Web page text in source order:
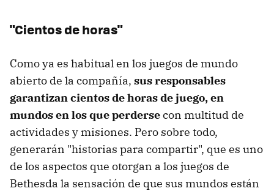
"Cientos de horas"
Como ya es habitual en los juegos de mundo
abierto de la compañía, sus responsables
garantizan cientos de horas de juego, en
mundos en los que perdersecon multitud de
actividades y misiones. Pero sobre todo,
generarán "historias para compartir", que es uno
de los aspectos que otorgan a los juegos de
Bethesda la sensación de que sus mundos están